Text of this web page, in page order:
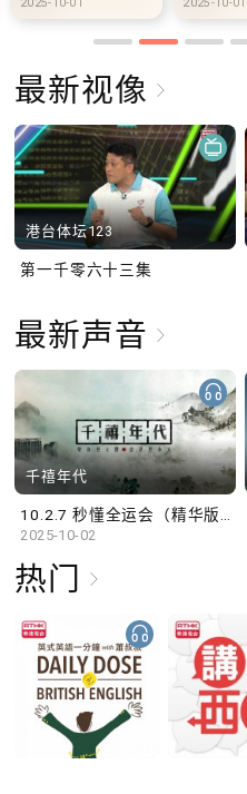
最新视像
港台体坛123
第一千零六十三集
最新声音
千禧年代
2025-10-02
热门